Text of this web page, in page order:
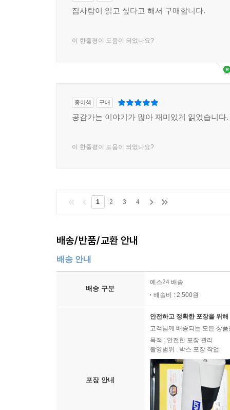
상처 292
뭐든지 따라 해요 302
야단 305
밥 먹이는‘일’ 315
보고 또 보고 316
간지럼 320
한쪽 어깨 325
내 사랑 내 곁에 342
집사람이 읽고 싶다고 해서 구매합니다.
이 한줄평이 도움이 되었나요?
종이책 구매
공감가는 이야기가 많아 재미있게 읽었습니다.
이 한줄평이 도움이 되었나요?
1 2 3 4
배송/반품/교환 안내
배송 안내
배송 구분
예스24 배송
배송비 : 2,500원
포장 안내
안전하고 정확한 포장을 위
고객님께 배송되는 모든 상
목적 : 안전한 포장 관리
촬영범위 : 박스 포장 작업